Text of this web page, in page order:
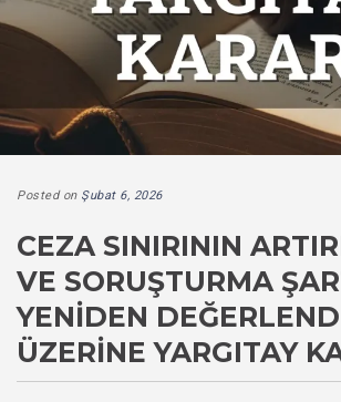
Posted on Şubat 6, 2026
CEZA SINIRININ
VE SORUŞTURMA
YENIDEN
ÜZERINE YARGITAY